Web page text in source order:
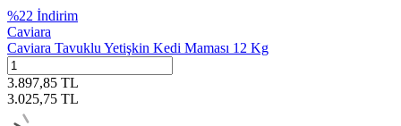
%22 İndirim
Caviara
Caviara Tavuklu Yetişkin Kedi Maması 12 Kg
3.897,85 TL
3.025,75 TL